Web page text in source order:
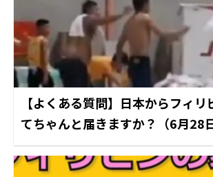
【よくある質問】日本からフィリ
てちゃんと届きますか？（6月28